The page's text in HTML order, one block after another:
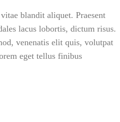
blandit aliquet. Praesent
lacus lobortis, dictum risus.
venenatis elit quis, volutpat
eget tellus finibus